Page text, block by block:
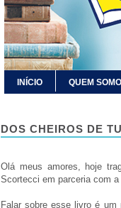
INÍCIO QUEM
DOS CHEIROS DE
Olá meus amores, hoje
Scortecci em parceria com a
Falar sobre esse livro é